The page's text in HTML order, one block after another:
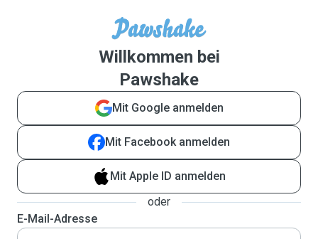
Willkommen bei
Pawshake
Mit Google anmelden
Mit Facebook anmelden
Mit Apple ID anmelden
oder
E-Mail-Adresse